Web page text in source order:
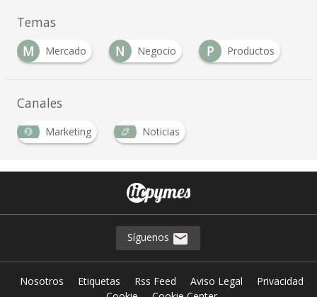
Temas
M
Mercado N Negocio P Productos
Canales
Marketing Noticias
Síguenos
Nosotros Etiquetas Rss Feed Aviso Legal
Privacidad